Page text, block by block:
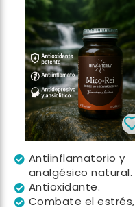
Antiinflamatorio y
analgésico natural.
Antioxidante.
Combate el estrés,